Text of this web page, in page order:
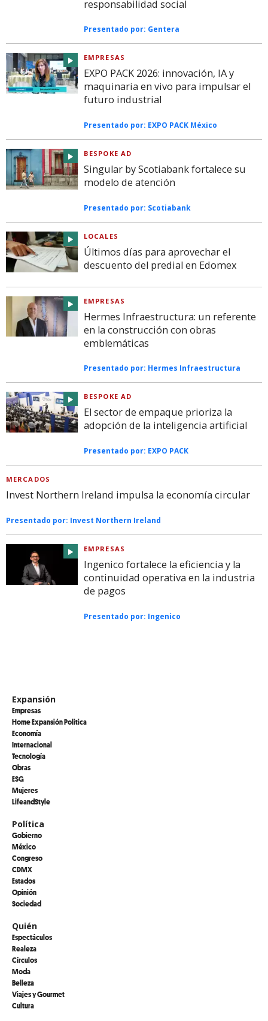
responsabilidad social
Presentado por: Gentera
EMPRESAS
EXPO PACK 2026: innovación, IA y
maquinaria en vivo para impulsar el
futuro industrial
Presentado por: EXPO PACK México
BESPOKE AD
Singular by Scotiabank fortalece su
modelo de atención
Presentado por: Scotiabank
LOCALES
Últimos días para aprovechar el
descuento del predial en Edomex
EMPRESAS
Hermes Infraestructura: un referente
en la construcción con obras
emblemáticas
Presentado por: Hermes Infraestructura
BESPOKE AD
El sector de empaque prioriza la
adopción de la inteligencia artificial
Presentado por: EXPO PACK
MERCADOS
Invest Northern Ireland impulsa la economía circular
Presentado por: Invest Northern Ireland
EMPRESAS
Ingenico fortalece la eficiencia y la
continuidad operativa en la industria
de pagos
Presentado por: Ingenico
Expansión
Empresas
Home Expansión Politica
Economía
Internacional
Tecnología
Obras
ESG
Mujeres
LifeandStyle
Política
Gobierno
México
Congreso
CDMX
Estados
Opinión
Sociedad
Quién
Espectáculos
Realeza
Círculos
Moda
Belleza
Viajes y Gourmet
Cultura